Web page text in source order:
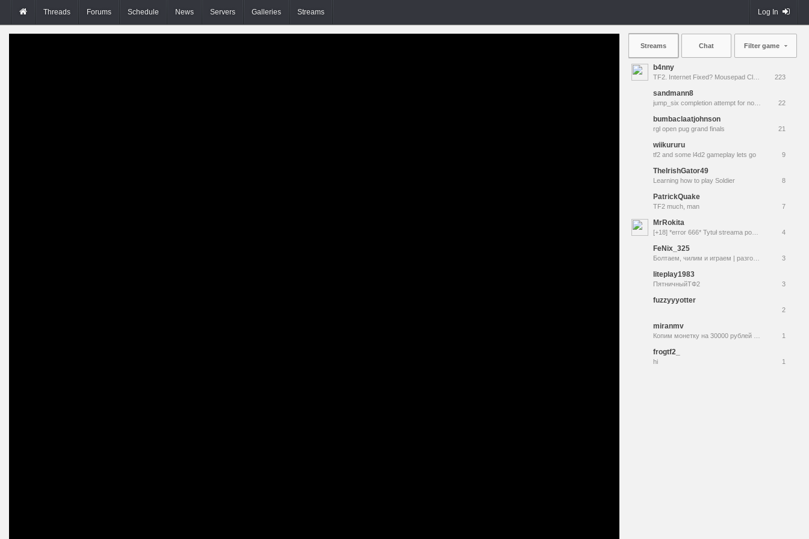
Threads Forums Schedule News Servers Galleries Streams Log In
Streams Chat Filter game
b4nny
223
sandmann8
22
bumbaclaatjohnson
rgl open pug grand finals 21
wiikururu
tf2 and some l4d2 gameplay lets go 9
TheIrishGator49
Learning how to play Soldier 8
PatrickQuake
TF2 much, man 7
MrRokita
4
FeNix_325
3
liteplay1983
ПятничныйТФ2 3
fuzzyyyotter
2
miranmv
1
frogtf2_
hi 1